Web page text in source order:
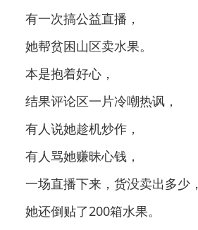
有一次搞公益直播，
她帮贫困山区卖水果。
本是抱着好心，
结果评论区一片冷嘲热讽，
有人说她趁机炒作，
有人骂她赚昧心钱，
一场直播下来，货没卖出多少，
她还倒贴了200箱水果。